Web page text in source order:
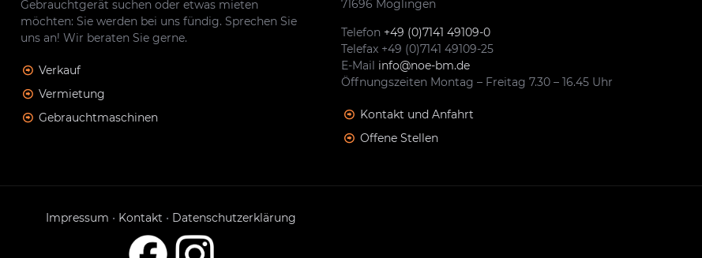
Gebrauchtgerät suchen oder etwas mieten
möchten: Sie werden bei uns fündig. Sprechen Sie
uns an! Wir beraten Sie gerne.
Verkauf
Vermietung
Gebrauchtmaschinen
71696 Möglingen
Telefon +49 (0)7141 49109-0
Telefax +49 (0)7141 49109-25
E-Mail info@noe-bm.de
Öffnungszeiten Montag – Freitag 7.30 – 16.45 Uhr
Kontakt und Anfahrt
Offene Stellen
Impressum • Kontakt • Datenschutzerklärung